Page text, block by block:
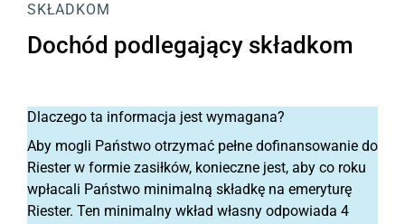
SKŁADKOM
Dochód podlegający składkom
Dlaczego ta informacja jest wymagana?
Aby mogli Państwo otrzymać pełne dofinansowanie do
Riester w formie zasiłków, konieczne jest, aby co roku
wpłacali Państwo minimalną składkę na emeryturę
Riester. Ten minimalny wkład własny odpowiada 4